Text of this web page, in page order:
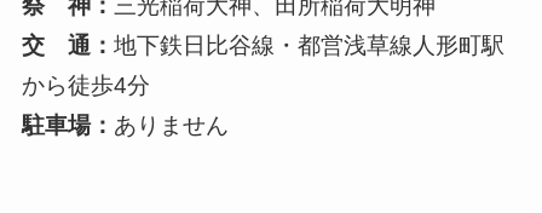
祭 神： 三光稲荷大神、田所稲荷大明神
交 通： 地下鉄日比谷線・都営浅草線人形町駅
から徒歩4分
駐車場： ありません